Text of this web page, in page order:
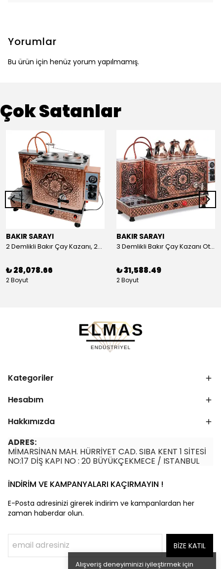
Alışveriş deneyiminizi iyileştirmek için
Yorumlar
Bu ürün için henüz yorum yapılmamış.
Çok Satanlar
BAKIR SARAYI
2 Demlikli Bakır Çay Kazanı, 25 Litre
₺ 28,078.66
2 Boyut
BAKIR SARAYI
3 Demlikli Bakır Çay Kazanı Otomatik, 30 Litre
₺ 31,588.49
2 Boyut
Kategoriler
Hesabım
Hakkımızda
ADRES:
MİMARSİNAN MAH. HÜRRİYET CAD. SIBA KENT 1 SİTESİ
NO:17 DİŞ KAPI NO : 20 BÜYÜKÇEKMECE / ISTANBUL
İNDİRİM VE KAMPANYALARI KAÇIRMAYIN !
E-Posta adresinizi girerek indirim ve kampanlardan her
zaman haberdar olun.
BİZE KATIL